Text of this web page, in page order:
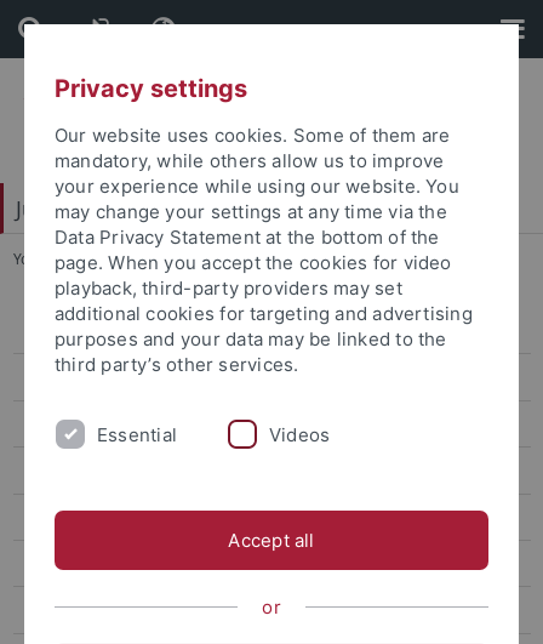
Skip
to
content
Skip
to
footer
Juristische Fakultät
You are here: Startseite ... Rechtsgrundlagen und Informationen
Team
Studiendekan
Gleichstellung
Stellenausschreibung
recht.gleich - Gruppenpraktikum
Fakultätspreis
Privacy settings
Our website uses cookies. Some of them are
mandatory, while others allow us to improve
your experience while using our website. You
may change your settings at any time via the
Data Privacy Statement at the bottom of the
page. When you accept the cookies for video
playback, third-party providers may set
additional cookies for targeting and advertising
purposes and your data may be linked to the
third party’s other services.
Essential Videos
Accept all
or